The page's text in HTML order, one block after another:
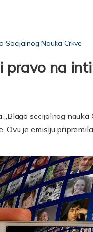
Socijalnog Nauka Crkve
pravo na
socijalnog
Ovu je emisiju